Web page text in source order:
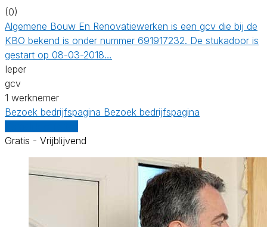
(0)
Algemene Bouw En Renovatiewerken is een gcv die bij de
KBO bekend is onder nummer 691917232. De stukadoor is
gestart op 08-03-2018…
Ieper
gcv
1 werknemer
Bezoek bedrijfspagina Bezoek bedrijfspagina
Gratis - Vrijblijvend